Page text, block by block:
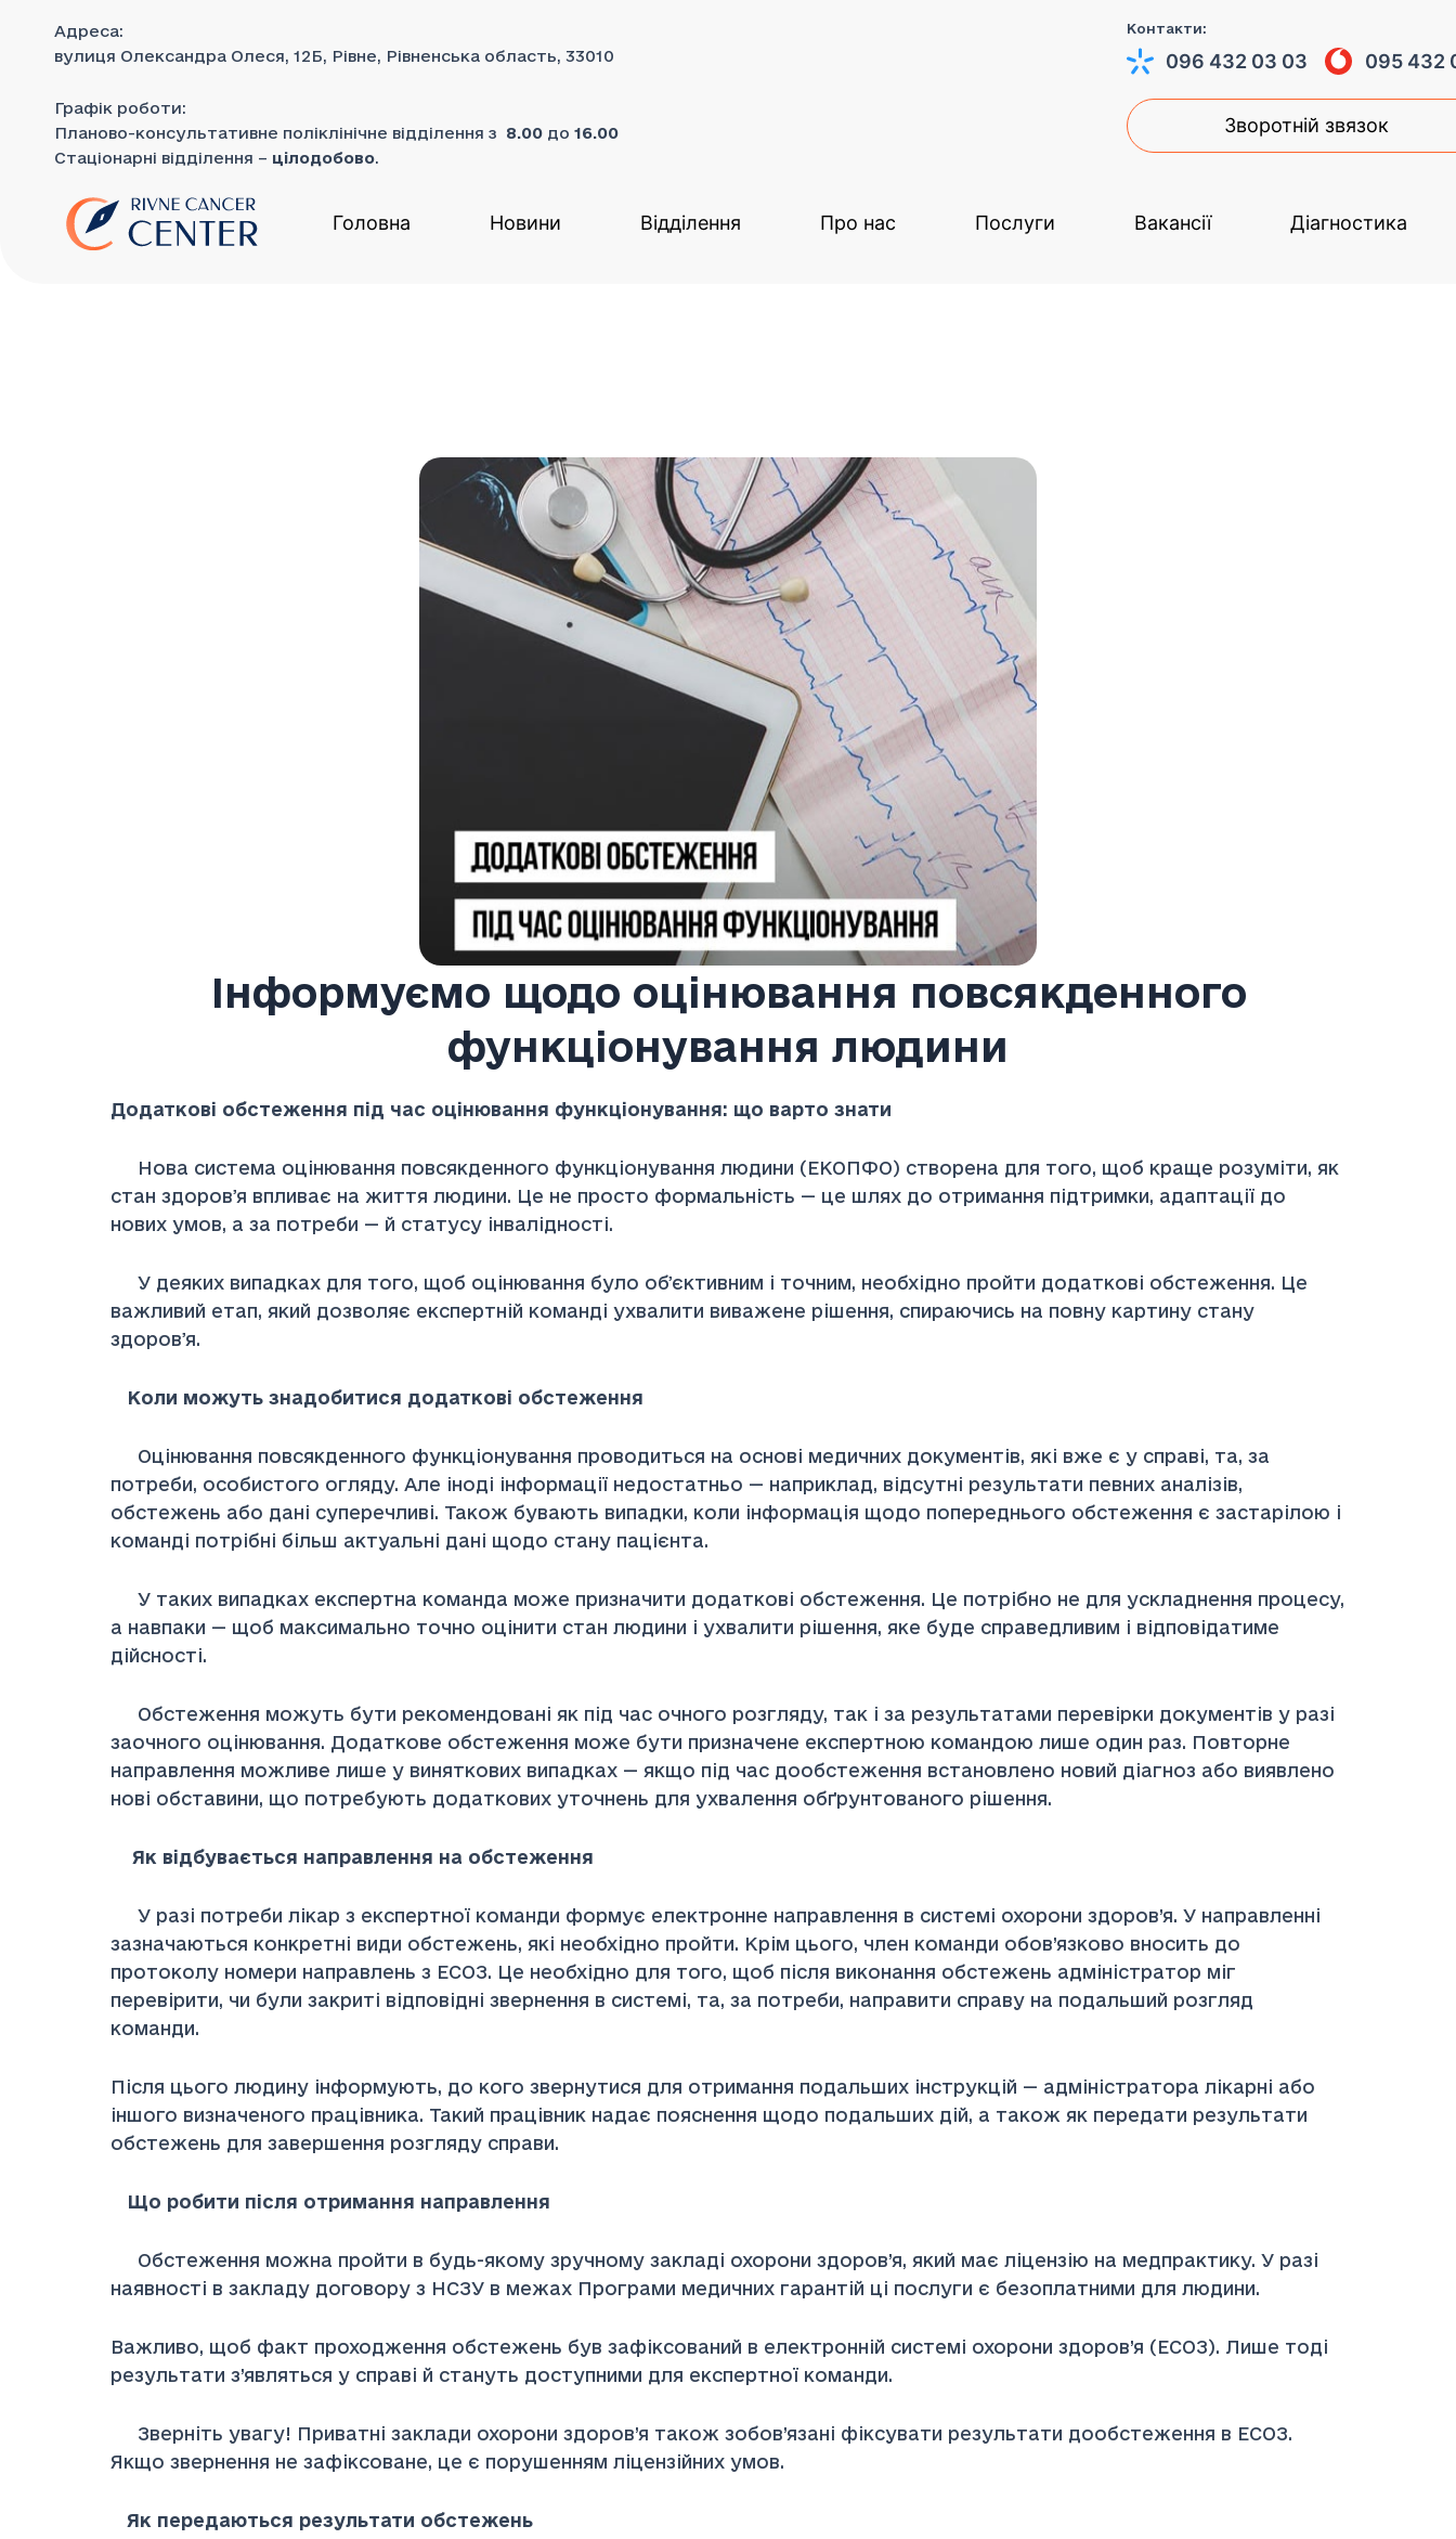
вмістуАдреса:
вулиця Олександра Олеся, 12Б, Рівне, Рівненська область, 33010
Графік роботи:
Планово-консультативне поліклінічне відділення з 8.00 до 16.00
Стаціонарні відділення – цілодобово.
Контакти:
096 432 03 03 095 432
Зворотній звязок
Головна Новини Відділення Про нас Послуги Вакансії Діагностика
Інформуємо щодо оцінювання повсякденного
функціонування людини
Додаткові обстеження під час оцінювання функціонування: що варто знати
Нова система оцінювання повсякденного функціонування людини (ЕКОПФО) створена для того, щоб краще розуміти, як
стан здоровʼя впливає на життя людини. Це не просто формальність — це шлях до отримання підтримки, адаптації до
нових умов, а за потреби — й статусу інвалідності.
У деяких випадках для того, щоб оцінювання було обʼєктивним і точним, необхідно пройти додаткові обстеження. Це
важливий етап, який дозволяє експертній команді ухвалити виважене рішення, спираючись на повну картину стану
здоровʼя.
Коли можуть знадобитися додаткові обстеження
Оцінювання повсякденного функціонування проводиться на основі медичних документів, які вже є у справі, та, за
потреби, особистого огляду. Але іноді інформації недостатньо — наприклад, відсутні результати певних аналізів,
обстежень або дані суперечливі. Також бувають випадки, коли інформація щодо попереднього обстеження є застарілою і
команді потрібні більш актуальні дані щодо стану пацієнта.
У таких випадках експертна команда може призначити додаткові обстеження. Це потрібно не для ускладнення процесу,
а навпаки — щоб максимально точно оцінити стан людини і ухвалити рішення, яке буде справедливим і відповідатиме
дійсності.
Обстеження можуть бути рекомендовані як під час очного розгляду, так і за результатами перевірки документів у разі
заочного оцінювання. Додаткове обстеження може бути призначене експертною командою лише один раз. Повторне
направлення можливе лише у виняткових випадках — якщо під час дообстеження встановлено новий діагноз або виявлено
нові обставини, що потребують додаткових уточнень для ухвалення обґрунтованого рішення.
Як відбувається направлення на обстеження
У разі потреби лікар з експертної команди формує електронне направлення в системі охорони здоров’я. У направленні
зазначаються конкретні види обстежень, які необхідно пройти. Крім цього, член команди обов’язково вносить до
протоколу номери направлень з ЕСОЗ. Це необхідно для того, щоб після виконання обстежень адміністратор міг
перевірити, чи були закриті відповідні звернення в системі, та, за потреби, направити справу на подальший розгляд
команди.
Після цього людину інформують, до кого звернутися для отримання подальших інструкцій — адміністратора лікарні або
іншого визначеного працівника. Такий працівник надає пояснення щодо подальших дій, а також як передати результати
обстежень для завершення розгляду справи.
Що робити після отримання направлення
Обстеження можна пройти в будь-якому зручному закладі охорони здоров’я, який має ліцензію на медпрактику. У разі
наявності в закладу договору з НСЗУ в межах Програми медичних гарантій ці послуги є безоплатними для людини.
Важливо, щоб факт проходження обстежень був зафіксований в електронній системі охорони здоров’я (ЕСОЗ). Лише тоді
результати з’являться у справі й стануть доступними для експертної команди.
Зверніть увагу! Приватні заклади охорони здоров’я також зобов’язані фіксувати результати дообстеження в ЕСОЗ.
Якщо звернення не зафіксоване, це є порушенням ліцензійних умов.
Як передаються результати обстежень